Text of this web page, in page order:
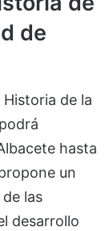
de
Historia de la
hasta
un
las
desarrollo